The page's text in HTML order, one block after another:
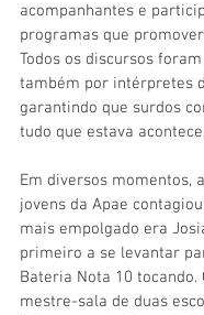
acompanhantes e
programas que
Todos os discursos
também por intérpretes
garantindo que surdos
tudo que estava
Em diversos momentos,
jovens da Apae
mais empolgado era
primeiro a se levantar
Bateria Nota 10 tocando.
mestre-sala de duas